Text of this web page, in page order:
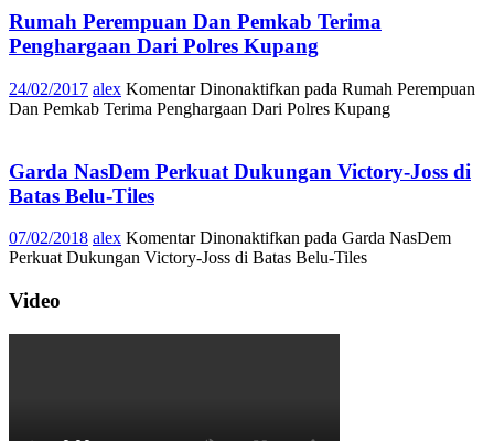
Rumah Perempuan Dan Pemkab Terima
Penghargaan Dari Polres Kupang
24/02/2017 alex Komentar Dinonaktifkan pada Rumah Perempuan
Dan Pemkab Terima Penghargaan Dari Polres Kupang
Garda NasDem Perkuat Dukungan Victory-Joss di
Batas Belu-Tiles
07/02/2018 alex Komentar Dinonaktifkan pada Garda NasDem
Perkuat Dukungan Victory-Joss di Batas Belu-Tiles
Video